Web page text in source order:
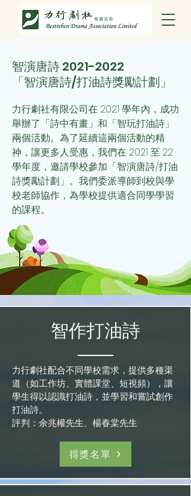
智演唐詩2021-2022
「智演唐詩/打油詩獎勵計劃」
力行劇社有限公司在 2021 學年內，成功
舉辦了「詩中有畫」和「智玩打油詩」
兩個活動。為了延續這兩個活動的精
神，讓更多人受惠，我們在 2021 至 22
學年度，邀請學校參加「智演唐詩/打油
詩獎勵計劃」。我們委派導師到校與學
校老師協作，為學校提供適合同學學習
的課程。
智作打油詩
力行劇社配合不同學校需求，提供多種渠
道（如工作坊、實體課堂、短視頻），讓
學生得以認識打油詩，並學習和嘗試創作
打油詩。
評判：余兆權先生、楊春棠先生
得獎名單